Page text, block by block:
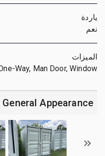
ياردة
نعم
الميزات
Way, Man Door, Window
General Appearance